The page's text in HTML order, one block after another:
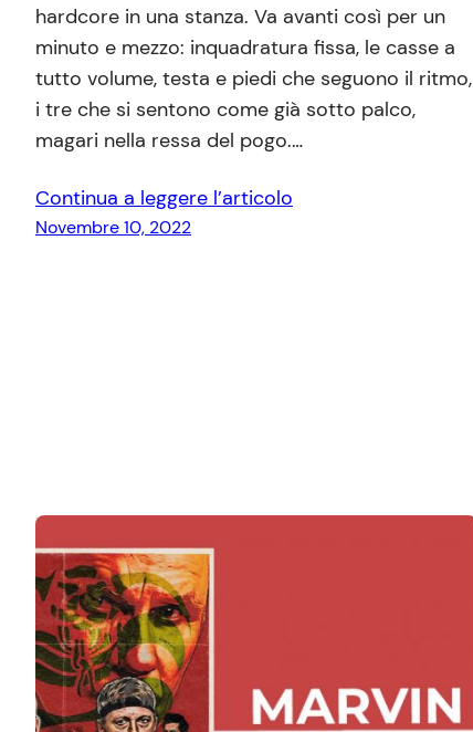
hardcore in una stanza. Va avanti così per un
minuto e mezzo: inquadratura fissa, le casse a
tutto volume, testa e piedi che seguono il ritmo,
i tre che si sentono come già sotto palco,
magari nella ressa del pogo.…
Continua a leggere l’articolo
Novembre 10, 2022